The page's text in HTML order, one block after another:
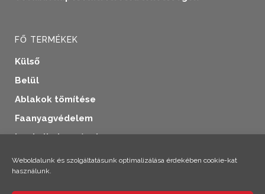
Weboldalunk és szolgáltatásunk optimalizálása érdekében cookie-kat
használunk.
FŐ TERMÉKEK
Külső
Belül
Ablakok tömítése
Faanyagvédelem
Ipari alkalmazások
További termékek